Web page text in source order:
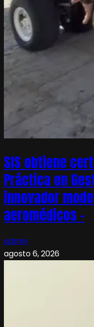
SIS obtiene
Práctica en
innovador
aeromédicos –
admin
agosto 6, 2026